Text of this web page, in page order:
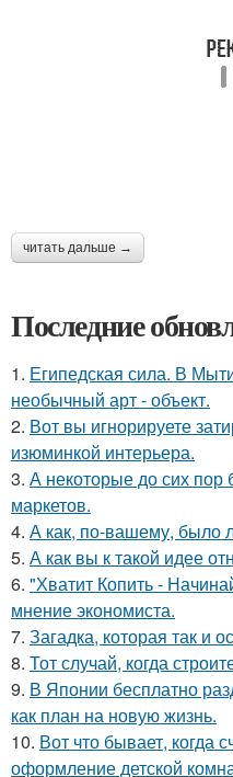
читать дальше →
Последние
1. Египедская сила. В
необычный арт - объект.
2. Вот вы игнорируете
изюминкой интерьера.
3. А некоторые до сих пор
маркетов.
4. А как, по-вашему, было
5. А как вы к такой идее
6. "Хватит Копить -
мнение экономиста.
7. Загадка, которая так и
8. Тот случай, когда
9. В Японии бесплатно
как план на новую жизнь.
10. Вот что бывает, когда
оформление детской